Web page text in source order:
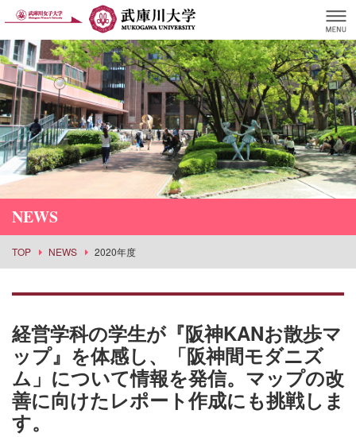
NEWS
TOP NEWS 2020年度
経営学科の学生が『阪神KANお散歩マ
ップ』を体感し、「阪神間モダニズ
ム」について情報を発信。マップの改
善に向けたレポート作成にも挑戦しま
す。